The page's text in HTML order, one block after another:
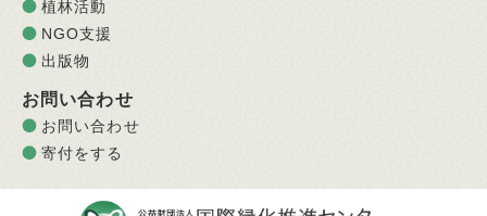
植林活動
NGO支援
出版物
お問い合わせ
お問い合わせ
寄付をする